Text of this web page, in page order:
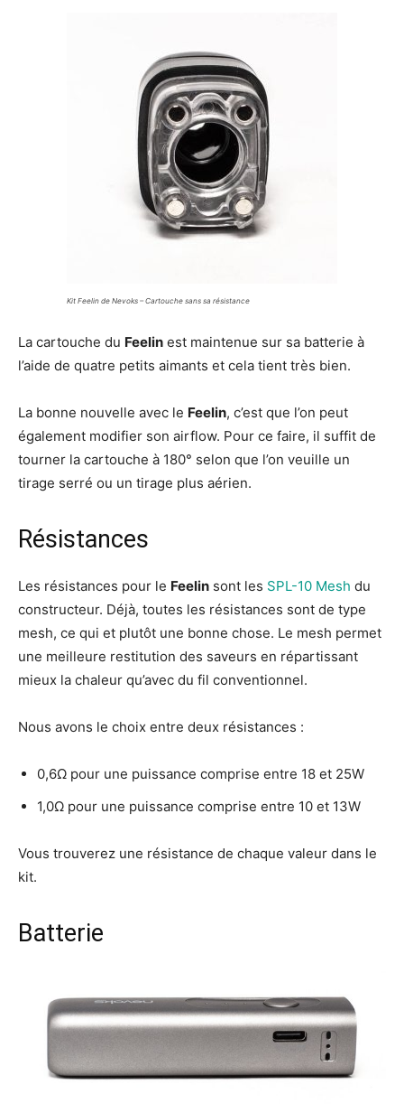
Kit Feelin de Nevoks – Cartouche sans sa résistance
La cartouche du Feelin est maintenue sur sa batterie à
l’aide de quatre petits aimants et cela tient très bien.
La bonne nouvelle avec le Feelin, c’est que l’on peut
également modifier son airflow. Pour ce faire, il suffit de
tourner la cartouche à 180° selon que l’on veuille un
tirage serré ou un tirage plus aérien.
Résistances
Les résistances pour le Feelin sont les SPL-10 Mesh du
constructeur. Déjà, toutes les résistances sont de type
mesh, ce qui et plutôt une bonne chose. Le mesh permet
une meilleure restitution des saveurs en répartissant
mieux la chaleur qu’avec du fil conventionnel.
Nous avons le choix entre deux résistances :
0,6Ω pour une puissance comprise entre 18 et 25W
1,0Ω pour une puissance comprise entre 10 et 13W
Vous trouverez une résistance de chaque valeur dans le
kit.
Batterie